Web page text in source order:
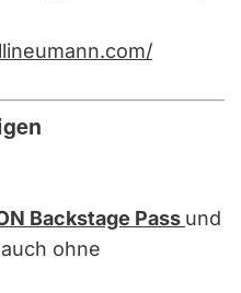
Backstage Pass und
ohne